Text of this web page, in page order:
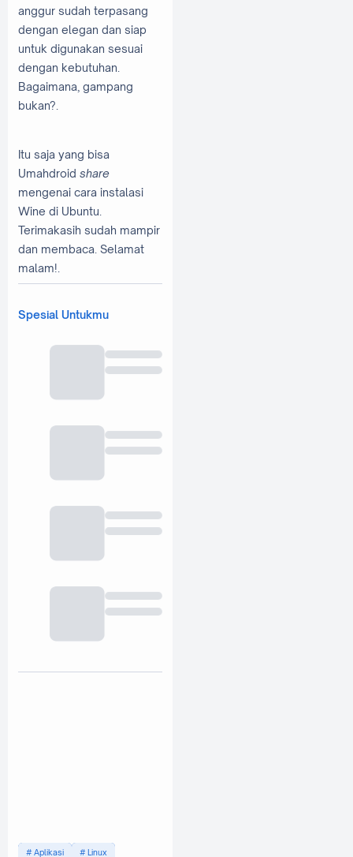
anggur sudah terpasang
dengan elegan dan siap
untuk digunakan sesuai
dengan kebutuhan.
Bagaimana, gampang
bukan?.
Itu saja yang bisa
Umahdroid share
mengenai cara instalasi
Wine di Ubuntu.
Terimakasih sudah mampir
dan membaca. Selamat
malam!.
Spesial Untukmu
Aplikasi Linux